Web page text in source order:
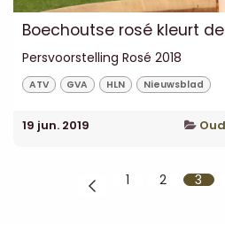
Boechoutse rosé kleurt
Persvoorstelling Rosé 2018
ATV GVA HLN Nieuwsblad
19 jun. 2019
1 2 3